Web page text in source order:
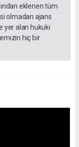
eklenen tüm
olmadan ajans
yer alan hukuki
hiç bir